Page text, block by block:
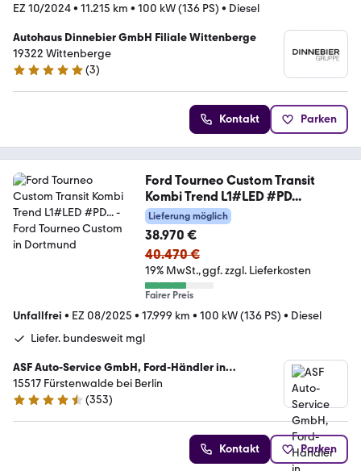
EZ 10/2024• 11.215 km • 100 kW (136 PS) • Diesel
Autohaus Dinnebier GmbH Filiale Wittenberge
19322 Wittenberge
5 Sterne
(3)
Kontakt Parken
Ford Tourneo Custom Transit
Kombi Trend L1#LED #PD...
Lieferung möglich
38.970 €
40.470 €
19% MwSt. ggf. zzgl. Lieferkosten
Fairer Preis
Unfallfrei • EZ 08/2025 • 17.999 km • 100 kW (136 PS) • Diesel
Liefer. bundesweit mgl
ASF Auto-Service GmbH, Ford-Händler in
Fürstenwalde bei Berlin
15517 Fürstenwalde bei Berlin
4.6 Sterne
(353)
Kontakt Parken